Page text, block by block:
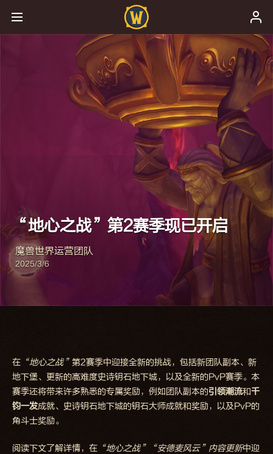
“地心之战”第2赛季现已开启
魔兽世界运营团队
2025/3/6
在 “地心之战” 第2赛季中迎接全新的挑战，包括新团队副本、新
地下堡、更新的高难度史诗钥石地下城，以及全新的PvP赛季。本
赛季还将带来许多熟悉的专属奖励，例如团队副本的引领潮流和千
钧一发成就、史诗钥石地下城的钥石大师成就和奖励，以及PvP的
角斗士奖励。
阅读下文了解详情，在 “地心之战”“安德麦风云”内容更新中迎